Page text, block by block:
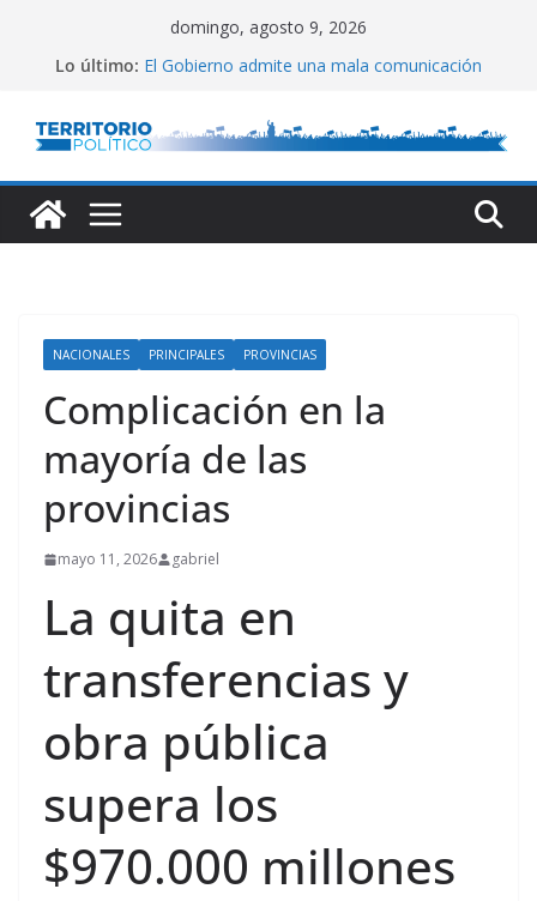
domingo, agosto 9, 2026
Lo último: El Gobierno admite una mala comunicación
Alta inflación en CABA
NACIONALES PRINCIPALES PROVINCIAS
Complicación en la
mayoría de las
provincias
mayo 11, 2026 gabriel
La quita en
transferencias y
obra pública
supera los
$970.000 millones